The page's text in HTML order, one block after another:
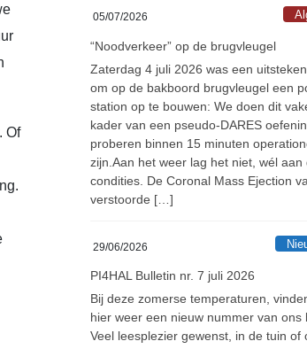
Of
05/07/2026
“Noodverkeer” op de brugvleugel
Zaterdag 4 juli 2026 was een
om op de bakboord brugvleugel een
station op te bouwen: We doen dit
kader van een pseudo-DARES
proberen binnen 15 minuten
zijn.Aan het weer lag het niet, wél aan
condities. De Coronal Mass Ejection
verstoorde […]
29/06/2026
PI4HAL Bulletin nr. 7 juli 2026
Bij deze zomerse temperaturen,
hier weer een nieuw nummer van ons
Veel leesplezier gewenst, in de tuin of